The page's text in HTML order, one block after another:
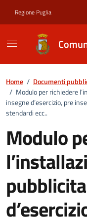
Regione Puglia
Home / Documenti
/ Modulo per richiedere
insegne d’esercizio, pre
stendardi ecc..
Modulo